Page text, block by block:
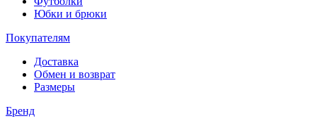
Юбки и брюки
Покупателям
Доставка
Обмен и возврат
Размеры
Бренд